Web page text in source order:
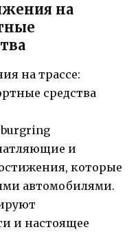
на
и
которые
автомобилями.
и настоящее